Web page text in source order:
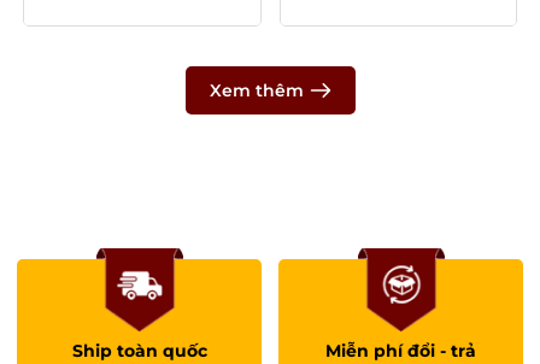
Xem thêm
Ship toàn quốc Miễn phí đổi - trả